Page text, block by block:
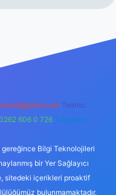
Teams:
606 0 726 Telegram:
gereğince Bilgi Teknolojileri
bir Yer Sağlayıcı
sitedeki içerikleri proaktif
bulunmamaktadır.